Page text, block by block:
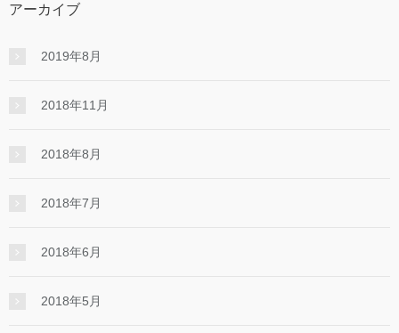
アーカイブ
2019年8月
2018年11月
2018年8月
2018年7月
2018年6月
2018年5月